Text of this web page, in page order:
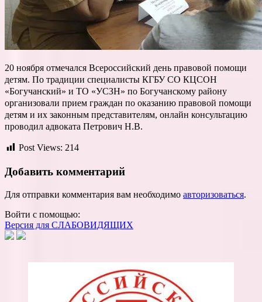
20 ноября отмечался Всероссийский день правовой помощи
детям. По традиции специалисты КГБУ СО КЦСОН
«Богучанский» и ТО «УСЗН» по Богучанскому району
организовали прием граждан по оказанию правовой помощи
детям и их законным представителям, онлайн консультацию
проводил адвоката Петрович Н.В.
Post Views: 214
Добавить комментарий
Для отправки комментария вам необходимо авторизоваться.
Войти с помощью:
Версия для СЛАБОВИДЯЩИХ